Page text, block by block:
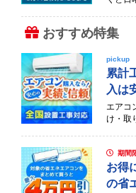
おすすめ特集
pickup
累計
入は
エアコ
け・取
期間
お得
の省